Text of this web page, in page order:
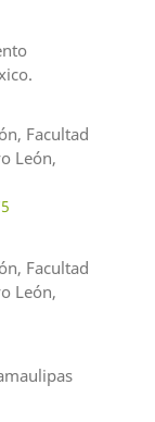
Facultad
León,
Facultad
León,